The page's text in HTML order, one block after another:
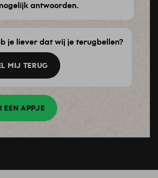
antwoorden.
je liever dat wij je terugbellen?
MIJ TERUG
EEN APPJE